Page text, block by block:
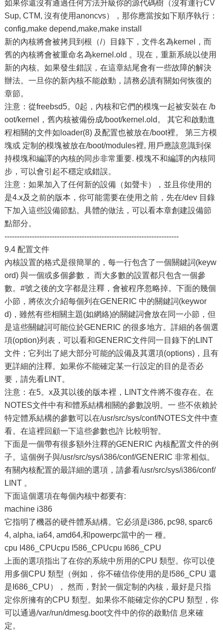
如果你還沒有通過任何方法升級你的源代碼樹（沒有運行CV
Sup, CTM, 沒有使用anoncvs），那你應當按如下順序執行：
config,make depend,make,make install
新的內核將會被拷貝到根（/）目錄下，文件名為kernel，而
舊的內核將會被重命名為kernel.old 。現在，重新系統以使用
新的內核。如果發生錯誤，在這章結尾會有一些故障的解決
辦法。一旦你的新內核不能啟動，請務必讀有關如何恢復的
章節。
注意：從freebsd5。0起，內核和它們的模塊一起被安裝在 /b
oot/kernel，舊內核被備份成/boot/kernel.old。 其它和啟動進
程相關的文件如loader(8) 及配置也被放在/boot裡。 第三方模
塊或 定制的模塊被放在/boot/modules裡, 用戶應該意識到保
持模塊和編譯的內核的同步非常重要. 模塊不和編譯的內核同
步，可以會引起不穩定或錯誤。
注意：如果加入了任何新的設備（如聲卡），並且你使用的
是4.x及之前的版本，你可能需要在使用之前，先在/dev 目錄
下加入這些設備節點。具體的做法，可以看本章創建設備節
點部分。
----------------------------------------------------------------------
9.4 配置文件
內核設置的格式是很簡單的，每一行包含了一個關鍵詞(keyw
ord) 與一個或多個參數， 而大多數的設置都只包含一個參
數。#號之後的文字都是注釋，會被程序忽略掉。下面的幾個
小節，將依次介紹每個列在GENERIC 中的關鍵詞(keywor
d)，雖然有些相關主題(如網絡)的關鍵詞會放在同一小節，但
是這些關鍵詞可能位於GENERIC 的很多地方。詳細的各個選
項(option)列表，可以看和GENERIC文件同一目錄下的LINT
文件；它列出了絕大部分可能的設備及其選項(options)，且有
更詳細的注釋。如果你不能確定某一行設定的目的是否必
要，請先看LINT。
注意：在5。x及其以後的版本裡，LINT文件將不復存在。在
NOTES文件中有和體系結構相關的參數說明。一 些不依賴於
特定體系結構的參數可以在/usr/src/sys/conf/NOTES文件中查
看。在這裡回顧一下這些參數也許 比較明智。
下面是一個帶有很多額外注釋的GENERIC 內核配置文件的例
子。這個例子與/usr/src/sys/i386/conf/GENERIC 非常相似。
有關內核配置的最詳細的選項，請參看/usr/src/sys/i386/conf/
LINT 。
下面這個選項在每個內核中都要有:
machine i386
它指明了機器的硬件體系結構。它必須是i386, pc98, sparc6
4, alpha, ia64, amd64,和powerpc當中的一 種。
cpu I486_CPUcpu I586_CPUcpu I686_CPU
上面的選項指出了在你的系統中所用的CPU 類型。你可以使
用多個CPU 類型（例如， 你不確信你使用的是I586_CPU 還
是I686_CPU）， 然而，對於一個定制的內核，最好是只指
定你所擁有的CPU 類型。如果你不能確定你的CPU 類型，你
可以通過/var/run/dmesg.boot文件中的你的啟動信 息來確
定。